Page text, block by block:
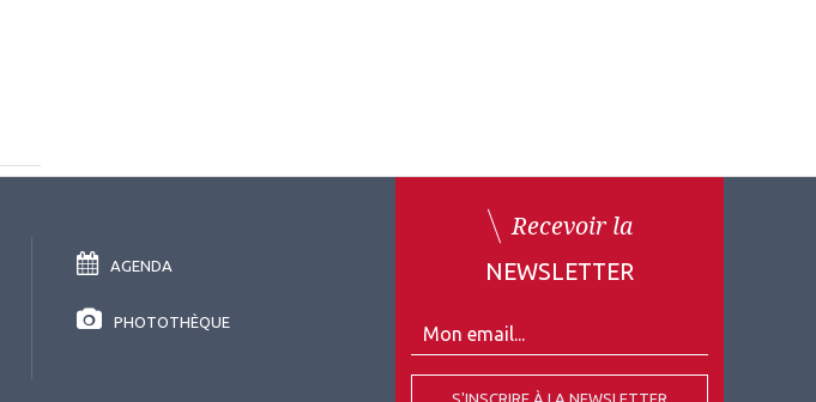
AGENDA
PHOTOTHÈQUE
Recevoir la
NEWSLETTER
S'INSCRIRE À LA NEWSLETTER